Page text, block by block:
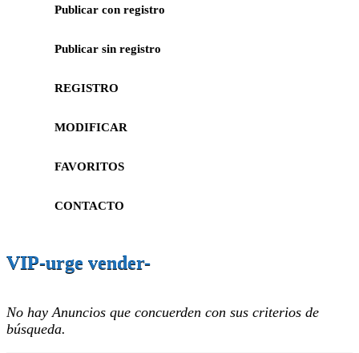
Publicar con registro
Publicar sin registro
REGISTRO
MODIFICAR
FAVORITOS
CONTACTO
VIP-urge vender-
No hay Anuncios que concuerden con sus criterios de
búsqueda.